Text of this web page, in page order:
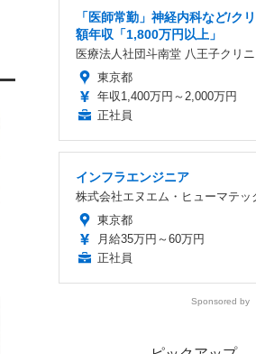
「医師常勤」神経内科など/ク
額年収「1,800万円以上」
医療法人社団斗南堂 八王子クリ
東京都
年収1,400万円～2,000万円
正社員
インフラエンジニア
株式会社エヌエム・ヒューマテッ
東京都
月給35万円～60万円
正社員
Sponsored by